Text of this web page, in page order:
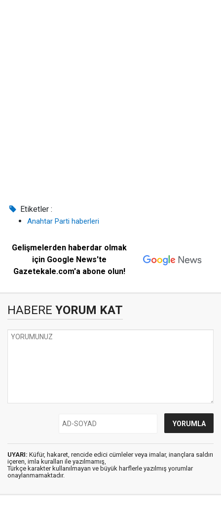
Etiketler :
Anahtar Parti haberleri
Gelişmelerden haberdar olmak
için Google News'te
Gazetekale.com'a abone olun!
HABERE YORUM KAT
UYARI: Küfür, hakaret, rencide edici cümleler veya imalar, inançlara saldırı
içeren, imla kuralları ile yazılmamış,
Türkçe karakter kullanılmayan ve büyük harflerle yazılmış yorumlar
onaylanmamaktadır.